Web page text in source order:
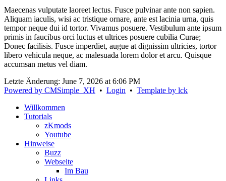
Maecenas vulputate laoreet lectus. Fusce pulvinar ante non sapien.
Aliquam iaculis, wisi ac tristique ornare, ante est lacinia urna, quis
tempor neque dui id tortor. Vivamus posuere. Vestibulum ante ipsum
primis in faucibus orci luctus et ultrices posuere cubilia Curae;
Donec facilisis. Fusce imperdiet, augue at dignissim ultricies, tortor
libero vehicula neque, ac malesuada lorem dolor et arcu. Quisque
accumsan metus vel diam.
Letzte Änderung: June 7, 2026 at 6:06 PM
Powered by CMSimple_XH • Login • Template by lck
Willkommen
Tutorials
zKmods
Youtube
Hinweise
Buzz
Webseite
Im Bau